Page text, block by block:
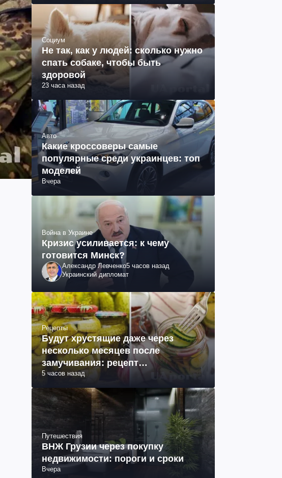
Социум
Не так, как у людей: сколько нужно
спать собаке, чтобы быть
здоровой
23 часа назад
Авто
Какие кроссоверы самые
популярные среди украинцев: топ
моделей
Вчера
Война в Украине
Кризис усиливается: к чему
готовится Минск?
Александр Левченко5 часов назад
Украинский дипломат
Рецепты
Будут хрустящие даже через
несколько месяцев после
замучивания: рецепт
маринованных огурцов на зиму
5 часов назад
Путешествия
ВНЖ Грузии через покупку
недвижимости: пороги и сроки
Вчера